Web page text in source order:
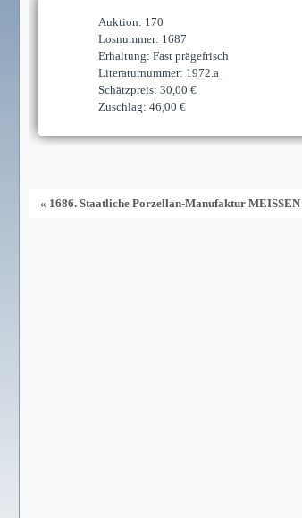
Auktion: 170
Losnummer: 1687
Erhaltung: Fast prägefrisch
Literaturnummer: 1972.a
Schätzpreis: 30,00 €
Zuschlag: 46,00 €
« 1686. Staatliche Porzellan-Manufaktur MEISSEN